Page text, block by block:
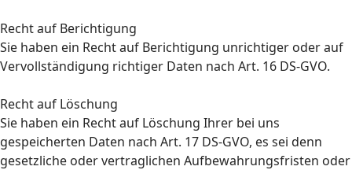
Recht auf Berichtigung
Sie haben ein Recht auf Berichtigung unrichtiger oder auf
Vervollständigung richtiger Daten nach Art. 16 DS-GVO.
Recht auf Löschung
Sie haben ein Recht auf Löschung Ihrer bei uns
gespeicherten Daten nach Art. 17 DS-GVO, es sei denn
gesetzliche oder vertraglichen Aufbewahrungsfristen oder